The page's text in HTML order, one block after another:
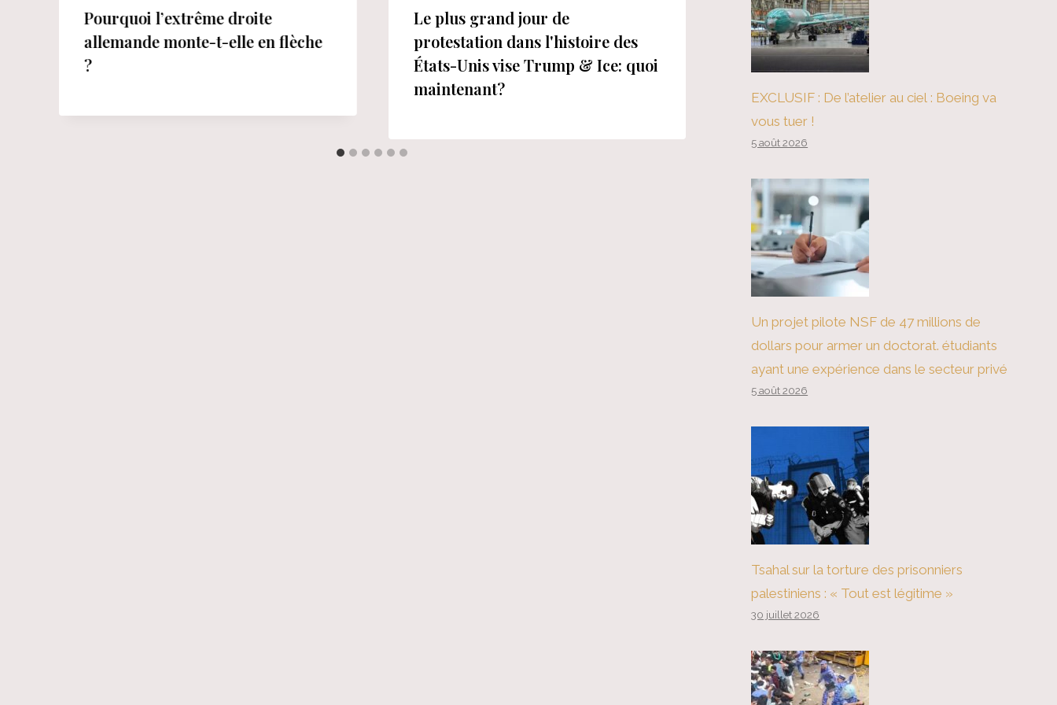
Pourquoi l’extrême droite
allemande monte-t-elle en flèche
?
Le plus grand jour de
protestation dans l'histoire des
États-Unis vise Trump & Ice: quoi
maintenant?
Redéfinir la relation UE-
Amérique latine
EXCLUSIF : De l’atelier au ciel : Boeing va
vous tuer !
5 août 2026
Un projet pilote NSF de 47 millions de
dollars pour armer un doctorat. étudiants
ayant une expérience dans le secteur privé
5 août 2026
Tsahal sur la torture des prisonniers
palestiniens : « Tout est légitime »
30 juillet 2026